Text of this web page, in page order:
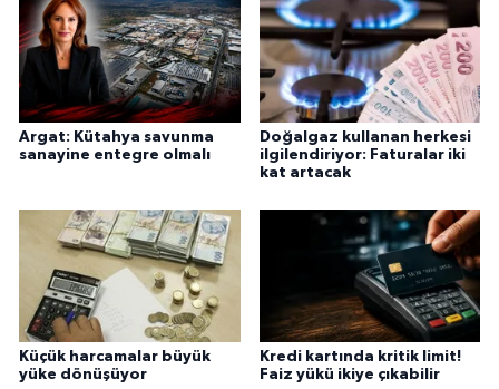
Argat: Kütahya savunma
sanayine entegre olmalı
Doğalgaz kullanan herkesi
ilgilendiriyor: Faturalar iki
kat artacak
Küçük harcamalar büyük
yüke dönüşüyor
Kredi kartında kritik limit!
Faiz yükü ikiye çıkabilir